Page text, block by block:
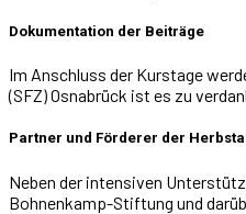
Dokumentation der Beiträge
Im Anschluss der Kurstage
(SFZ) Osnabrück ist es zu
Partner und Förderer der
Neben der intensiven
Bohnenkamp-Stiftung und